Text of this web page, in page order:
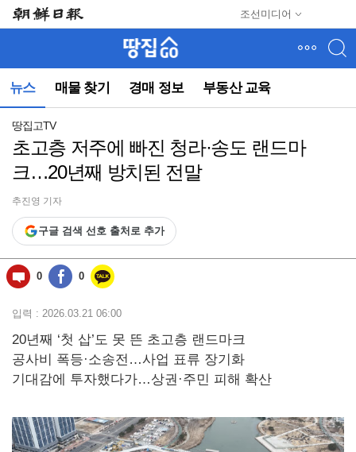
조선미디어
뉴스 매물 찾기 경매 정보 부동산 교육
뉴
(컨
동)
땅집고TV
초고층 저주에 빠진 청라·송도 랜드마
크…20년째 방치된 전말
추진영 기자
구글 검색 선호 출처로 추가
0 0
입력 : 2026.03.21 06:00
20년째 ‘첫 삽’도 못 뜬 초고층 랜드마크
공사비 폭등·소송전…사업 표류 장기화
기대감에 투자했다가…상권·주민 피해 확산